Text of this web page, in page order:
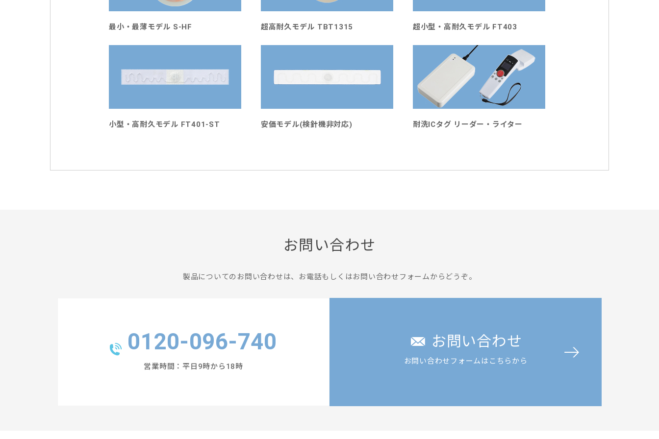
最小・最薄モデル S-HF 超高耐久モデル TBT1315 超小型・高耐久モデル FT403
小型・高耐久モデル FT401-ST 安価モデル(検針機非対応) 耐洗ICタグ リーダー・ライター
お問い合わせ
製品についてのお問い合わせは、 お電話もしくはお問い合わせフォームからどうぞ。
0120-096-740
営業時間：平日9時から18時
お問い合わせ
お問い合わせフォームはこちらから